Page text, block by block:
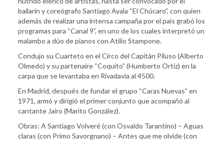
bailarín y coreógrafo Santiago Ayala “El Chúcaro”, con quien
además de realizar una intensa campaña por el país grabó los
programas para “Canal 9”, en uno de los cuales interpretó un
malambo a dúo de pianos con Atilio Stampone.
Condujo su Cuarteto en el Circo del Capitán Piluso (Alberto
Olmedo) y su partenaire “Coquito” (Humberto Ortiz) en la
carpa que se levantaba en Rivadavia al 4500.
En Madrid, después de fundar el grupo “Caras Nuevas” en
1971, armó y dirigió el primer conjunto que acompañó al
cantante Jairo (Marito González).
Obras: A Santiago Volveré (con Osvaldo Tarantino) – Aguas
claras (con Primo Savorgnano) – Antes que me olvide (con